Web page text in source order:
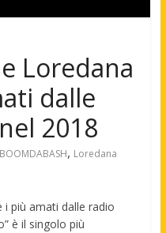
Loredana
dalle
2018
BOOMDABASH, Loredana
più amati dalle radio
è il singolo più